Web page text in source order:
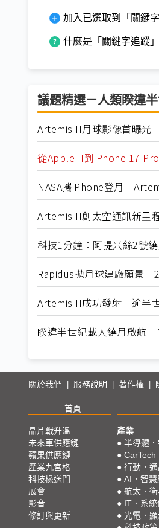
加入已選取到「關鍵字
什麼是「關鍵字追蹤」
議題精選－人類睽違
Artemis II月球影像首曝光
從Apple II到iPhone 17
NASA攜iPhone登月
Artemis II創太空通訊新里
科技1分鐘：阿提米絲2號
Rapidus拋月球建廠願景
Artemis II成功發射 逾半
睽違半世紀載人繞月啟航
關於我們 服務說明 著作權
首頁
晶片戰升溫
未來車供應鏈
蘋果供應鏈
產業九宮格
科技椽送門
展會
影音
修訂與更新
產業
● 半導體
● CarTech
● 行動．
● AI．智
● 航太．
● IT．系統
● 光電．